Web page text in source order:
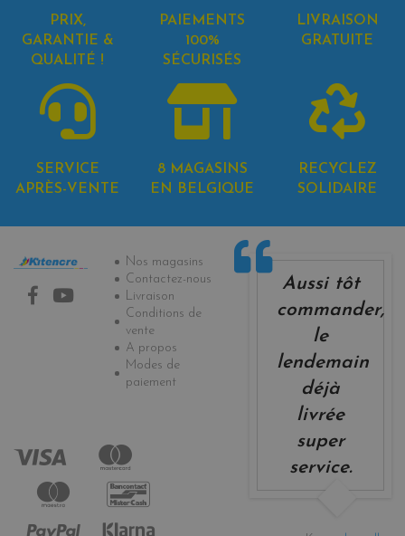
PRIX,
GARANTIE &
QUALITÉ !
PAIEMENTS
100%
SÉCURISÉS
LIVRAISON
GRATUITE
SERVICE
APRÈS-VENTE
8 MAGASINS
EN BELGIQUE
RECYCLEZ
SOLIDAIRE
Informations
Nos magasins
Contactez-nous
Livraison
Conditions de
vente
A propos
Modes de
paiement
Aussi tôt
commander,
le
lendemain
déjà
livrée
super
service.